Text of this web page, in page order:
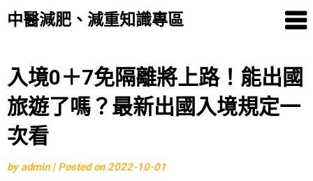
中醫減肥、減重知識專區
Skip
to
content
入境0＋7免隔離將上路！能出國
旅遊了嗎？最新出國入境規定一
次看
byadmin | Posted on2022-10-01